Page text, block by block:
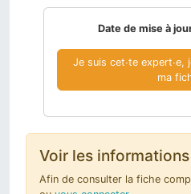
Date de mise à
Je suis cet∙te expert∙e,
ma
Voir les
Afin de consulter la fiche